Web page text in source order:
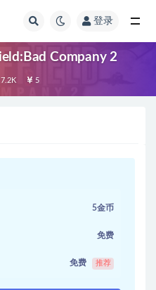
登录
Company 2
5
5金币
免费
免费 推荐